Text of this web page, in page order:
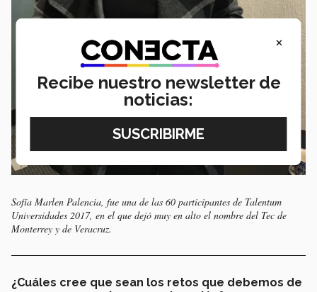
Sofía Marlen Palencia, fue una de las 60 participantes de Talentum
Universidades 2017, en el que dejó muy en alto el nombre del Tec de
Monterrey y de Veracruz.
¿Cuáles cree que sean los retos que debemos de
×
Recibe nuestro newsletter de
noticias: